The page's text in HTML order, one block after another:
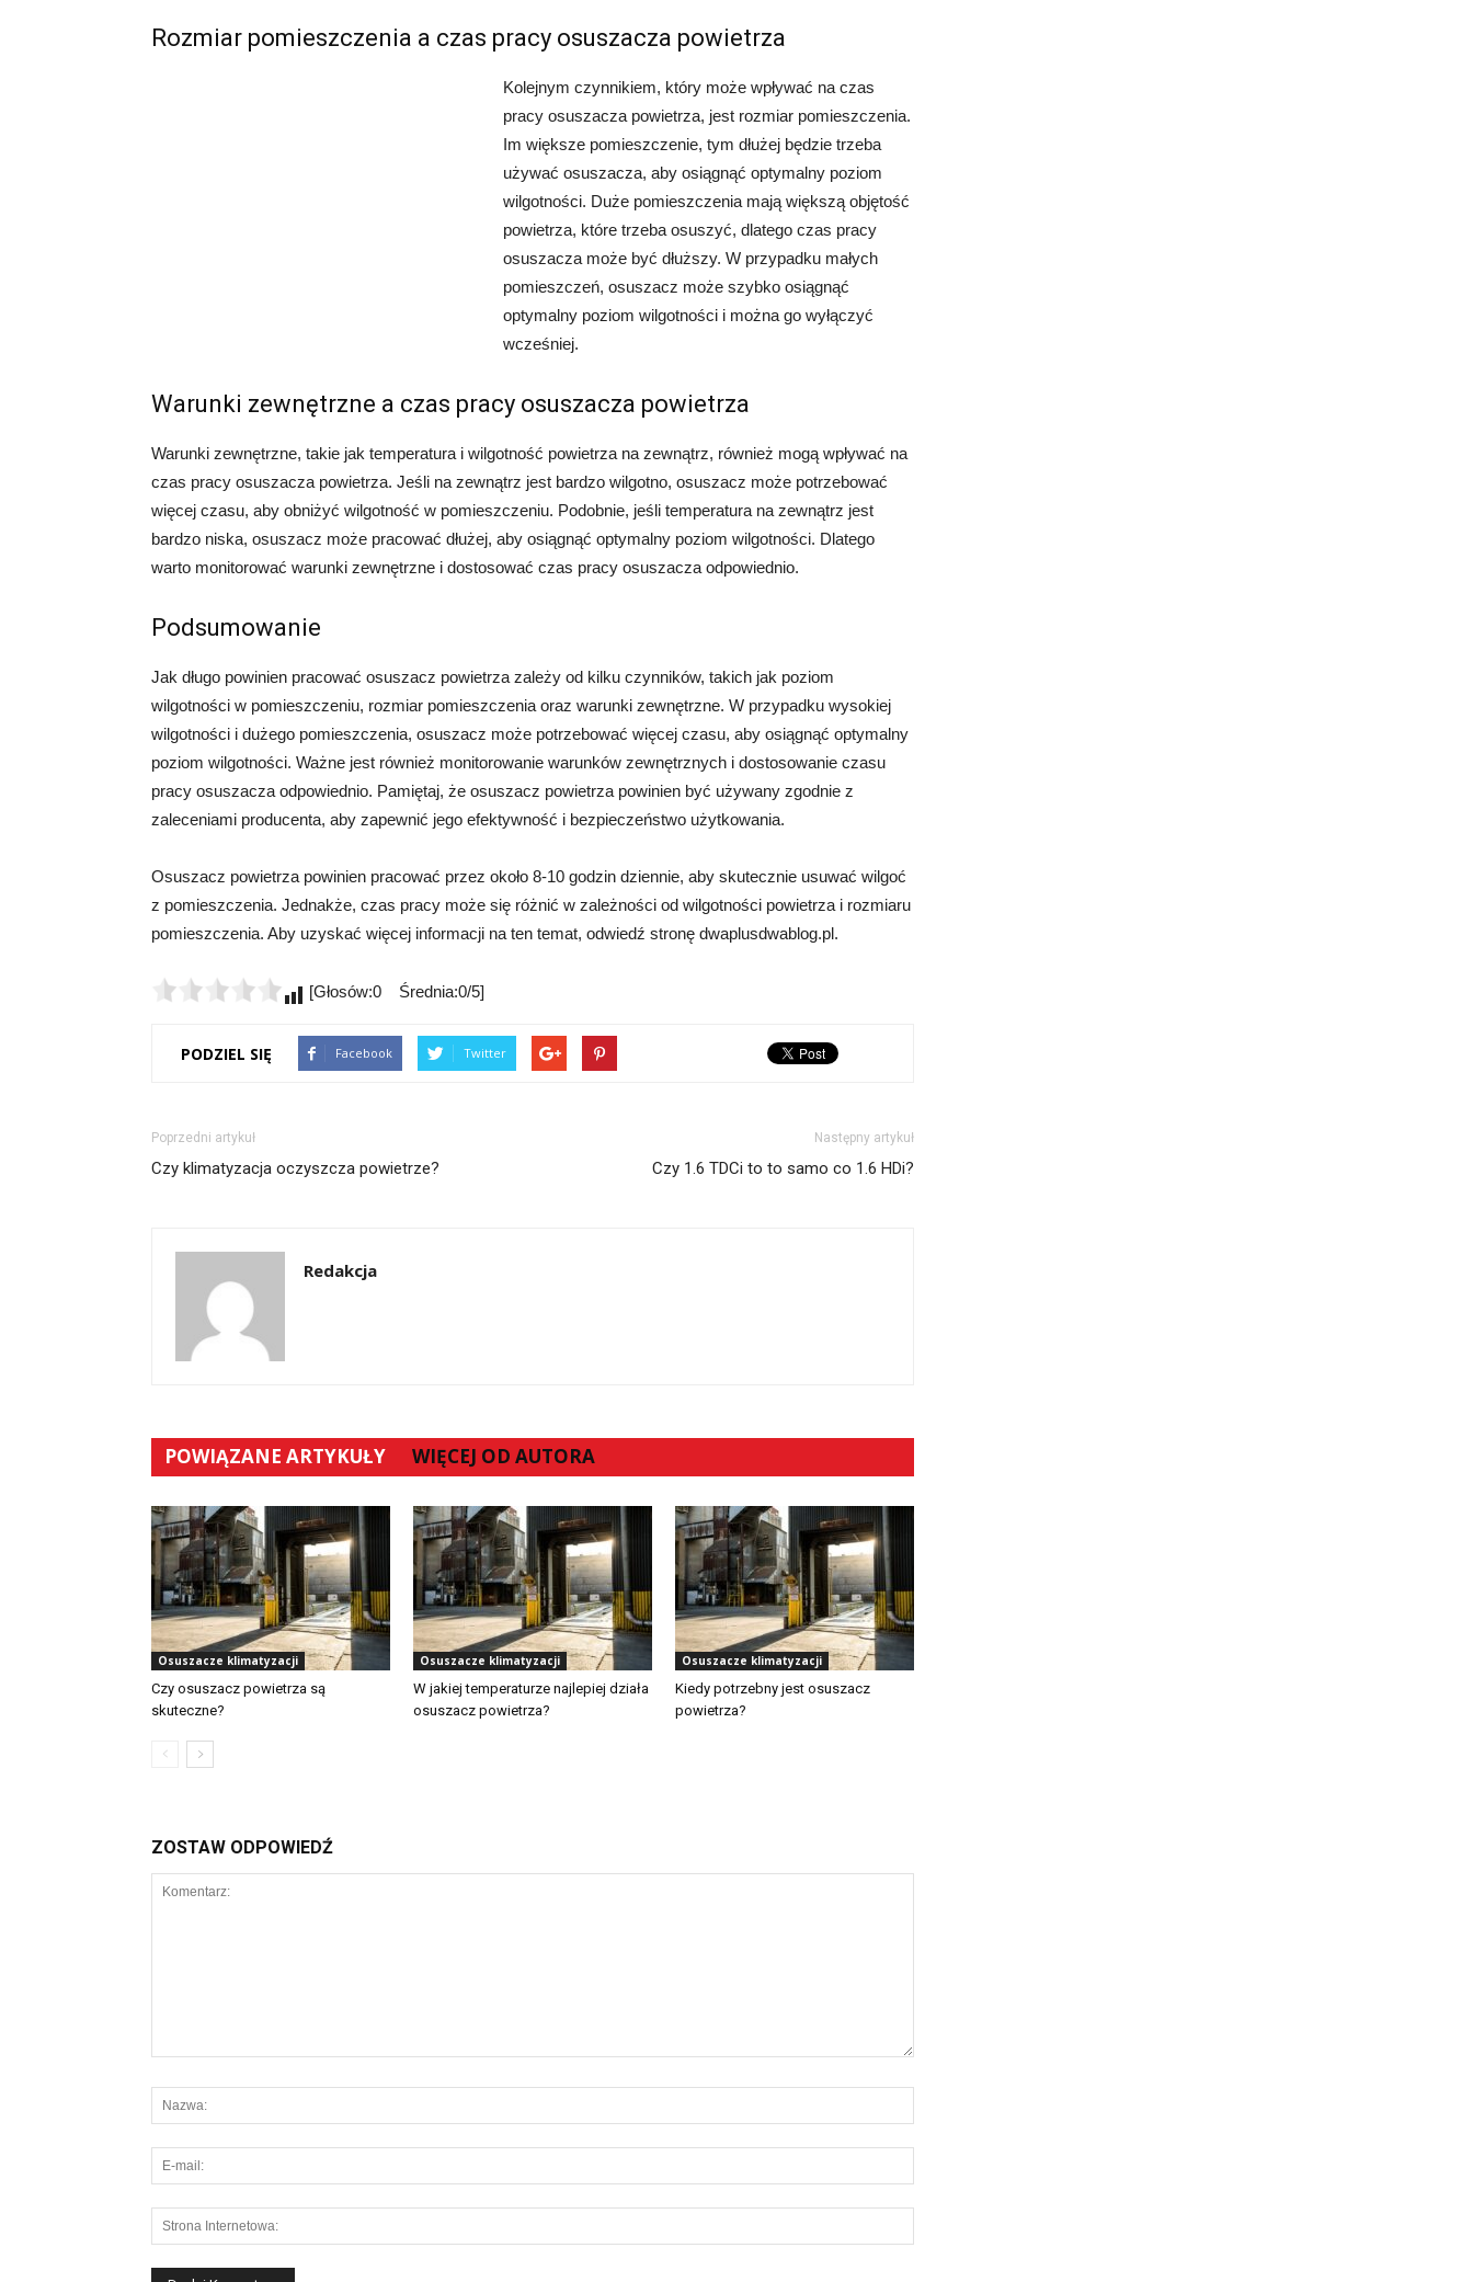
Rozmiar pomieszczenia a czas pracy osuszacza powietrza
Kolejnym czynnikiem, który może wpływać na czas
pracy osuszacza powietrza, jest rozmiar pomieszczenia.
Im większe pomieszczenie, tym dłużej będzie trzeba
używać osuszacza, aby osiągnąć optymalny poziom
wilgotności. Duże pomieszczenia mają większą objętość
powietrza, które trzeba osuszyć, dlatego czas pracy
osuszacza może być dłuższy. W przypadku małych
pomieszczeń, osuszacz może szybko osiągnąć
optymalny poziom wilgotności i można go wyłączyć
wcześniej.
Warunki zewnętrzne a czas pracy osuszacza powietrza
Warunki zewnętrzne, takie jak temperatura i wilgotność powietrza na zewnątrz, również mogą wpływać na
czas pracy osuszacza powietrza. Jeśli na zewnątrz jest bardzo wilgotno, osuszacz może potrzebować
więcej czasu, aby obniżyć wilgotność w pomieszczeniu. Podobnie, jeśli temperatura na zewnątrz jest
bardzo niska, osuszacz może pracować dłużej, aby osiągnąć optymalny poziom wilgotności. Dlatego
warto monitorować warunki zewnętrzne i dostosować czas pracy osuszacza odpowiednio.
Podsumowanie
Jak długo powinien pracować osuszacz powietrza zależy od kilku czynników, takich jak poziom
wilgotności w pomieszczeniu, rozmiar pomieszczenia oraz warunki zewnętrzne. W przypadku wysokiej
wilgotności i dużego pomieszczenia, osuszacz może potrzebować więcej czasu, aby osiągnąć optymalny
poziom wilgotności. Ważne jest również monitorowanie warunków zewnętrznych i dostosowanie czasu
pracy osuszacza odpowiednio. Pamiętaj, że osuszacz powietrza powinien być używany zgodnie z
zaleceniami producenta, aby zapewnić jego efektywność i bezpieczeństwo użytkowania.
Osuszacz powietrza powinien pracować przez około 8-10 godzin dziennie, aby skutecznie usuwać wilgoć
z pomieszczenia. Jednakże, czas pracy może się różnić w zależności od wilgotności powietrza i rozmiaru
pomieszczenia. Aby uzyskać więcej informacji na ten temat, odwiedź stronę dwaplusdwablog.pl.
[Głosów:0 Średnia:0/5]
PODZIEL SIĘ Facebook Twitter
Poprzedni artykuł
Czy klimatyzacja oczyszcza powietrze?
Następny artykuł
Czy 1.6 TDCi to to samo co 1.6 HDi?
Redakcja
POWIĄZANE ARTYKUŁY WIĘCEJ OD AUTORA
Osuszacze klimatyzacji
Czy osuszacz powietrza są
skuteczne?
Osuszacze klimatyzacji
W jakiej temperaturze najlepiej działa
osuszacz powietrza?
Osuszacze klimatyzacji
Kiedy potrzebny jest osuszacz
powietrza?
ZOSTAW ODPOWIEDŹ